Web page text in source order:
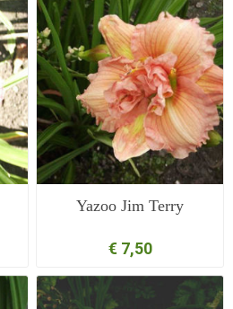
Yazoo Jim Terry
€ 7,50